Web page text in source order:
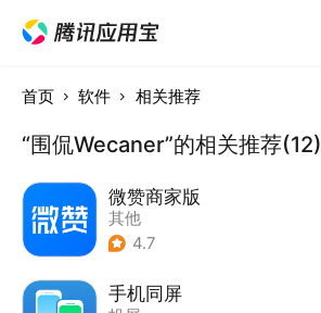
首页 软件 相关推荐
“围侃Wecaner”的相关推荐(12)
微赞商家版
其他
4.7
手机同屏